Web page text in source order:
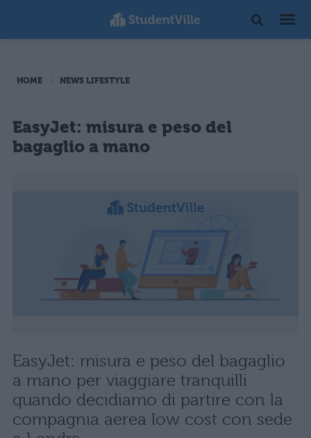
HOME NEWS LIFESTYLE
EasyJet: misura e peso del
bagaglio a mano
EasyJet: misura e peso del bagaglio
a mano per viaggiare tranquilli
quando decidiamo di partire con la
compagnia aerea low cost con sede